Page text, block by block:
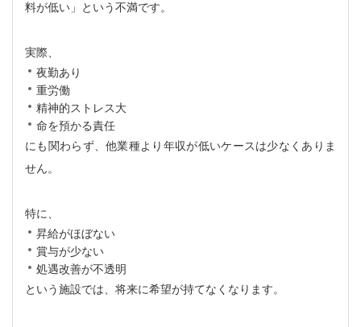
料が低い」という不満です。
実際、
夜勤あり
重労働
精神的ストレス大
命を預かる責任
にも関わらず、他業種より年収が低いケースは少なくありま
せん。
特に、
昇給がほぼない
賞与が少ない
処遇改善が不透明
という施設では、将来に希望が持てなくなります。